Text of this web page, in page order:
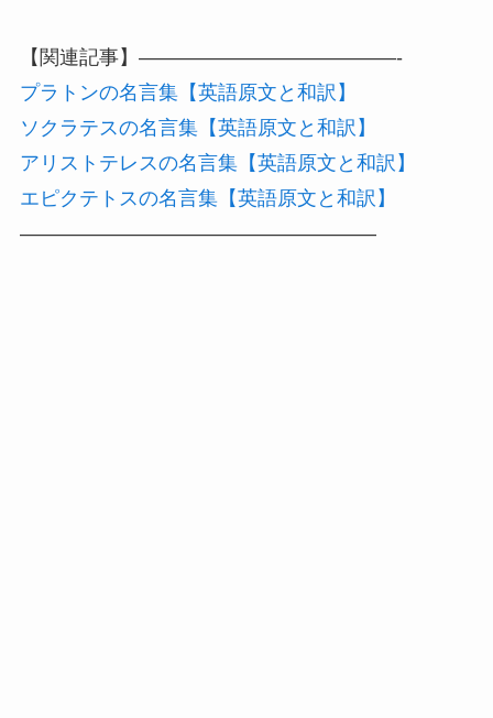
【関連記事】—————————————-
プラトンの名言集【英語原文と和訳】
ソクラテスの名言集【英語原文と和訳】
アリストテレスの名言集【英語原文と和訳】
エピクテトスの名言集【英語原文と和訳】
——————————————————